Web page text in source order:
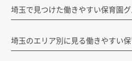
埼玉で見つけた働きやすい保育園
埼玉のエリア別に見る働きやすい